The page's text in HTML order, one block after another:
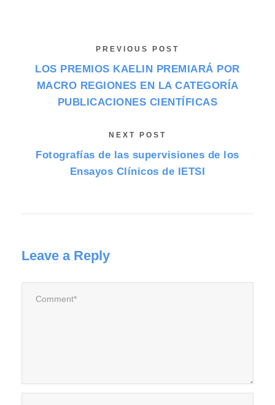
PREVIOUS POST
LOS PREMIOS KAELIN PREMIARÁ POR
MACRO REGIONES EN LA CATEGORÍA
PUBLICACIONES CIENTÍFICAS
NEXT POST
Fotografías de las supervisiones de los
Ensayos Clínicos de IETSI
Leave a Reply